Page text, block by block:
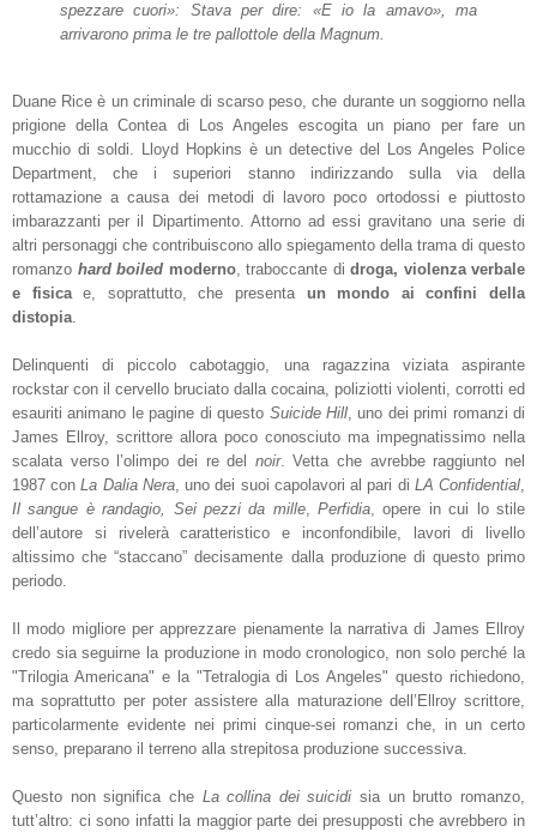
spezzare cuori»: Stava per dire: «E io la amavo», ma
arrivarono prima le tre pallottole della Magnum.
Duane Rice è un criminale di scarso peso, che durante un soggiorno nella
prigione della Contea di Los Angeles escogita un piano per fare un
mucchio di soldi. Lloyd Hopkins è un detective del Los Angeles Police
Department, che i superiori stanno indirizzando sulla via della
rottamazione a causa dei metodi di lavoro poco ortodossi e piuttosto
imbarazzanti per il Dipartimento. Attorno ad essi gravitano una serie di
altri personaggi che contribuiscono allo spiegamento della trama di questo
romanzo hard boiled moderno, traboccante di droga, violenza verbale
e fisicae, soprattutto, che presenta un mondo ai confini della
distopia
Delinquenti di piccolo cabotaggio, una ragazzina viziata aspirante
rockstar con il cervello bruciato dalla cocaina, poliziotti violenti, corrotti ed
esauriti animano le pagine di questo Suicide Hill, uno dei primi romanzi di
James Ellroy, scrittore allora poco conosciuto ma impegnatissimo nella
scalata verso l’olimpo dei re del noir. Vetta che avrebbe raggiunto nel
1987 conLa Dalia Nera, uno dei suoi capolavori al pari di LA Confidential
Il sangue è randagio, Sei pezzi da mille,Perfidia , opere in cui lo stile
dell’autore si rivelerà caratteristico e inconfondibile, lavori di livello
altissimo che “staccano” decisamente dalla produzione di questo primo
periodo.
Il modo migliore per apprezzare pienamente la narrativa di James Ellroy
credo sia seguirne la produzione in modo cronologico, non solo perché la
"Trilogia Americana" e la "Tetralogia di Los Angeles" questo richiedono,
ma soprattutto per poter assistere alla maturazione dell’Ellroy scrittore,
particolarmente evidente nei primi cinque-sei romanzi che, in un certo
senso, preparano il terreno alla strepitosa produzione successiva.
Questo non significa che La collina dei suicidi sia un brutto romanzo,
tutt’altro: ci sono infatti la maggior parte dei presupposti che avrebbero in